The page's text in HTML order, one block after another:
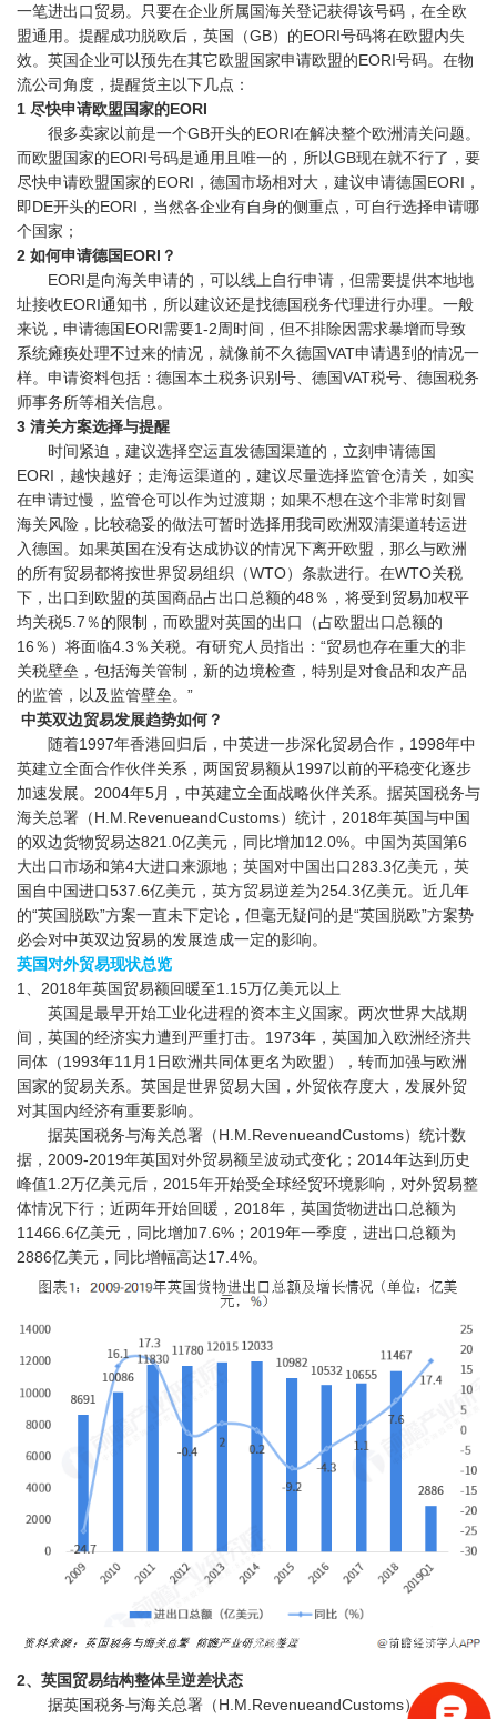
一笔进出口贸易。只要在企业所属国海关登记获得该号码，在全欧
盟通用。提醒成功脱欧后，英国（GB）的EORI号码将在欧盟内失
效。英国企业可以预先在其它欧盟国家申请欧盟的EORI号码。在物
流公司角度，提醒货主以下几点：
1 尽快申请欧盟国家的EORI
很多卖家以前是一个GB开头的EORI在解决整个欧洲清关问题。
而欧盟国家的EORI号码是通用且唯一的，所以GB现在就不行了，要
尽快申请欧盟国家的EORI，德国市场相对大，建议申请德国EORI，
即DE开头的EORI，当然各企业有自身的侧重点，可自行选择申请哪
个国家；
2 如何申请德国EORI？
EORI是向海关申请的，可以线上自行申请，但需要提供本地地
址接收EORI通知书，所以建议还是找德国税务代理进行办理。一般
来说，申请德国EORI需要1-2周时间，但不排除因需求暴增而导致
系统瘫痪处理不过来的情况，就像前不久德国VAT申请遇到的情况一
样。申请资料包括：德国本土税务识别号、德国VAT税号、德国税务
师事务所等相关信息。
3 清关方案选择与提醒
时间紧迫，建议选择空运直发德国渠道的，立刻申请德国
EORI，越快越好；走海运渠道的，建议尽量选择监管仓清关，如实
在申请过慢，监管仓可以作为过渡期；如果不想在这个非常时刻冒
海关风险，比较稳妥的做法可暂时选择用我司欧洲双清渠道转运进
入德国。如果英国在没有达成协议的情况下离开欧盟，那么与欧洲
的所有贸易都将按世界贸易组织（WTO）条款进行。在WTO关税
下，出口到欧盟的英国商品占出口总额的48％，将受到贸易加权平
均关税5.7％的限制，而欧盟对英国的出口（占欧盟出口总额的
16％）将面临4.3％关税。有研究人员指出：“贸易也存在重大的非
关税壁垒，包括海关管制，新的边境检查，特别是对食品和农产品
的监管，以及监管壁垒。”
中英双边贸易发展趋势如何？
随着1997年香港回归后，中英进一步深化贸易合作，1998年中
英建立全面合作伙伴关系，两国贸易额从1997以前的平稳变化逐步
加速发展。2004年5月，中英建立全面战略伙伴关系。据英国税务与
海关总署（H.M.RevenueandCustoms）统计，2018年英国与中国
的双边货物贸易达821.0亿美元，同比增加12.0%。中国为英国第6
大出口市场和第4大进口来源地；英国对中国出口283.3亿美元，英
国自中国进口537.6亿美元，英方贸易逆差为254.3亿美元。近几年
的“英国脱欧”方案一直未下定论，但毫无疑问的是“英国脱欧”方案势
必会对中英双边贸易的发展造成一定的影响。
英国对外贸易现状总览
1、2018年英国贸易额回暖至1.15万亿美元以上
英国是最早开始工业化进程的资本主义国家。两次世界大战期
间，英国的经济实力遭到严重打击。1973年，英国加入欧洲经济共
同体（1993年11月1日欧洲共同体更名为欧盟），转而加强与欧洲
国家的贸易关系。英国是世界贸易大国，外贸依存度大，发展外贸
对其国内经济有重要影响。
据英国税务与海关总署（H.M.RevenueandCustoms）统计数
据，2009-2019年英国对外贸易额呈波动式变化；2014年达到历史
峰值1.2万亿美元后，2015年开始受全球经贸环境影响，对外贸易整
体情况下行；近两年开始回暖，2018年，英国货物进出口总额为
11466.6亿美元，同比增加7.6%；2019年一季度，进出口总额为
2886亿美元，同比增幅高达17.4%。
2、英国贸易结构整体呈逆差状态
据英国税务与海关总署（H.M.RevenueandCustoms）统计数